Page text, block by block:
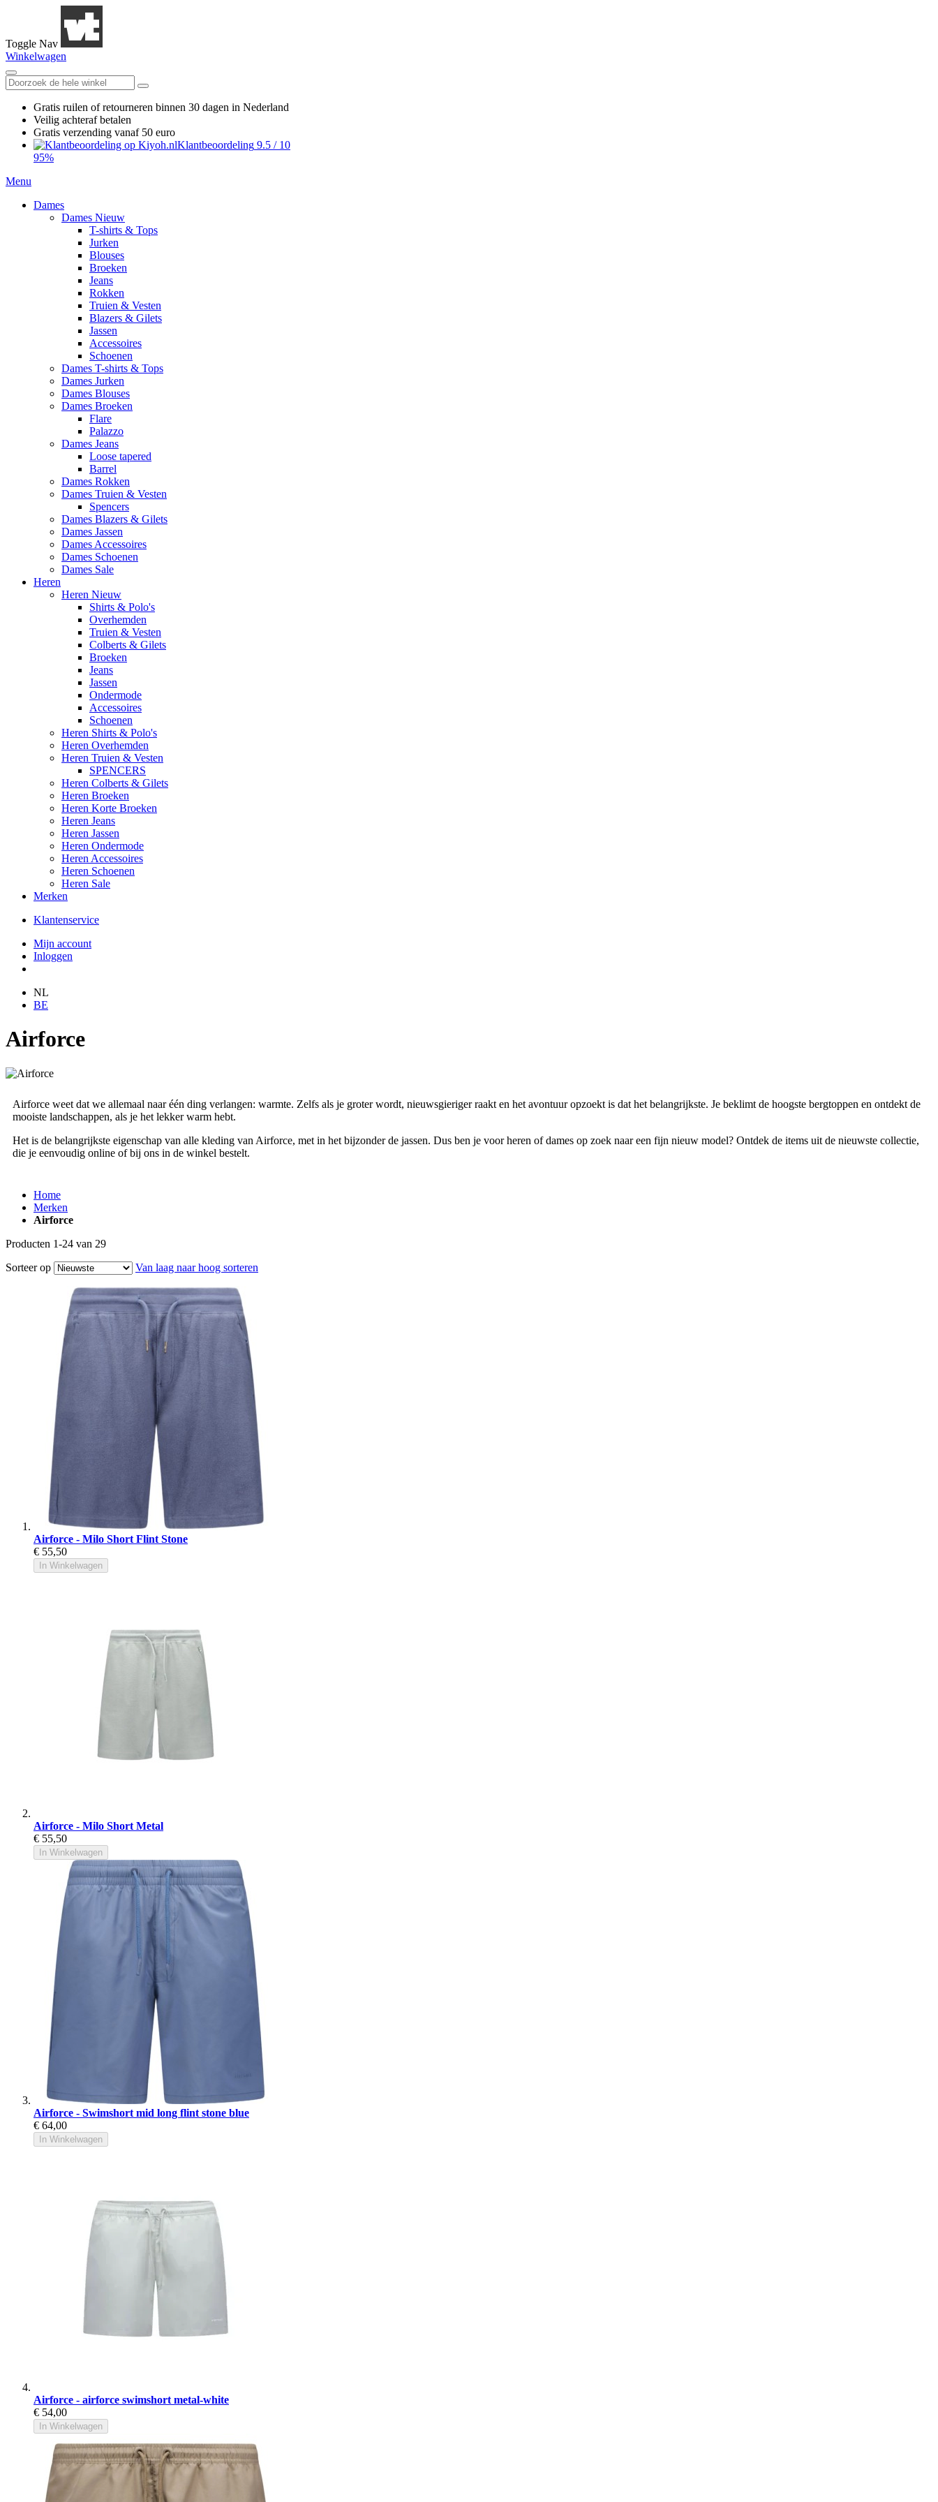
Toggle Nav
Winkelwagen
Gratis ruilen of retourneren binnen 30 dagen in Nederland
Veilig achteraf betalen
Gratis verzending vanaf 50 euro
Klantbeoordeling 9.5 / 10
95%
Menu
Dames
Dames Nieuw
T-shirts & Tops
Jurken
Blouses
Broeken
Jeans
Rokken
Truien & Vesten
Blazers & Gilets
Jassen
Accessoires
Schoenen
Dames T-shirts & Tops
Dames Jurken
Dames Blouses
Dames Broeken
Flare
Palazzo
Dames Jeans
Loose tapered
Barrel
Dames Rokken
Dames Truien & Vesten
Spencers
Dames Blazers & Gilets
Dames Jassen
Dames Accessoires
Dames Schoenen
Dames Sale
Heren
Heren Nieuw
Shirts & Polo's
Overhemden
Truien & Vesten
Colberts & Gilets
Broeken
Jeans
Jassen
Ondermode
Accessoires
Schoenen
Heren Shirts & Polo's
Heren Overhemden
Heren Truien & Vesten
SPENCERS
Heren Colberts & Gilets
Heren Broeken
Heren Korte Broeken
Heren Jeans
Heren Jassen
Heren Ondermode
Heren Accessoires
Heren Schoenen
Heren Sale
Merken
Klantenservice
Mijn account
Inloggen
NL
BE
Airforce
Airforce weet dat we allemaal naar één ding verlangen: warmte. Zelfs als je groter wordt, nieuwsgieriger raakt en het avontuur opzoekt is dat het belangrijkste. Je beklimt de hoogste bergtoppen en ontdekt de
mooiste landschappen, als je het lekker warm hebt.
Het is de belangrijkste eigenschap van alle kleding van Airforce, met in het bijzonder de jassen. Dus ben je voor heren of dames op zoek naar een fijn nieuw model? Ontdek de items uit de nieuwste collectie,
die je eenvoudig online of bij ons in de winkel bestelt.
Home
Merken
Airforce
Producten 1-24 van 29
Sorteer op
Van laag naar hoog sorteren
Airforce - Milo Short Flint Stone
€ 55,50
In Winkelwagen
Airforce - Milo Short Metal
€ 55,50
In Winkelwagen
Airforce - Swimshort mid long flint stone blue
€ 64,00
In Winkelwagen
Airforce - airforce swimshort metal-white
€ 54,00
In Winkelwagen